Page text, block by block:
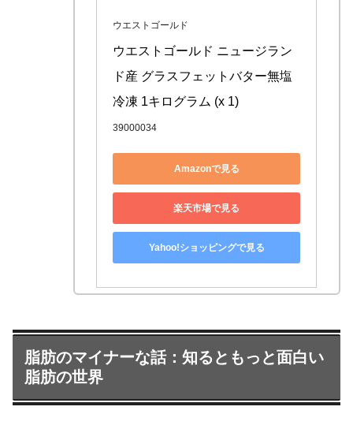
ウエストゴールド
ウエストゴールド ニュージラン
ド産 グラスフェットバター無塩
冷凍 1キログラム (x 1)
39000034
Amazonで見る
楽天市場で見る
Yahoo!ショッピングで見る
脂肪のマイナーな話：知るともっと面白い
脂肪の世界